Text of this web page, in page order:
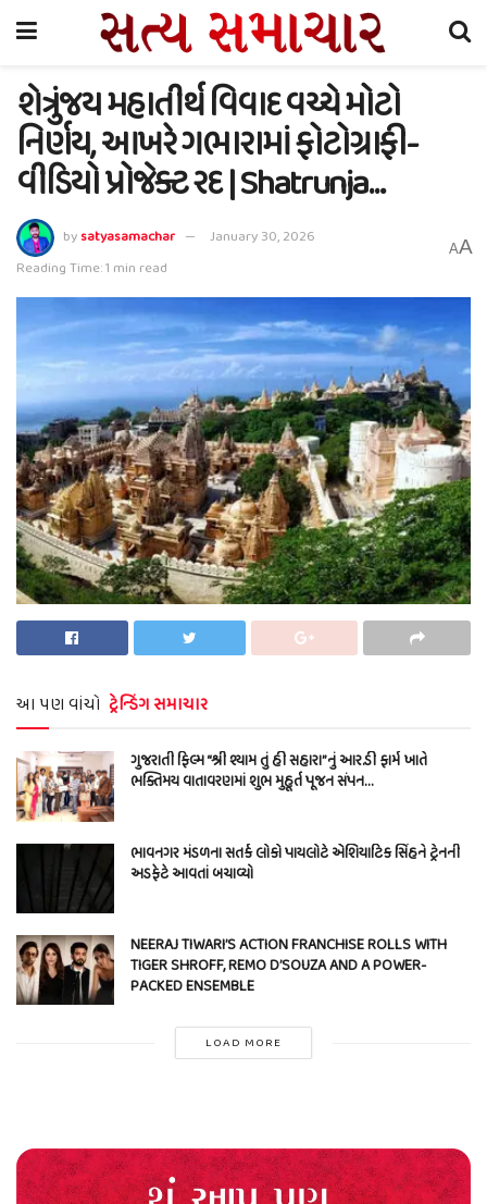
શેત્રુંજય મહાતીર્થ વિવાદ વચ્ચે મોટો
નિર્ણય, આખરે ગભારામાં ફોટોગ્રાફી-
વીડિયો પ્રોજેક્ટ રદ | Shatrunja…
bysatyasamachar
January 30, 2026
Reading Time: 1 min read
AA
આ પણ વાંચો ટ્રેન્ડિંગ સમાચાર
ગુજરાતી ફિલ્મ “શ્રી શ્યામ તું હી સહારા”નું આર.ડી ફાર્મ ખાતે
ભક્તિમય વાતાવરણમાં શુભ મુહૂર્ત પૂજન સંપન…
ભાવનગર મંડળના સતર્ક લોકો પાયલોટે એશિયાટિક સિંહને ટ્રેનની
અડફેટે આવતાં બચાવ્યો
NEERAJ TIWARI’S ACTION FRANCHISE ROLLS WITH
TIGER SHROFF, REMO D’SOUZA AND A POWER-
PACKED ENSEMBLE
LOAD MORE